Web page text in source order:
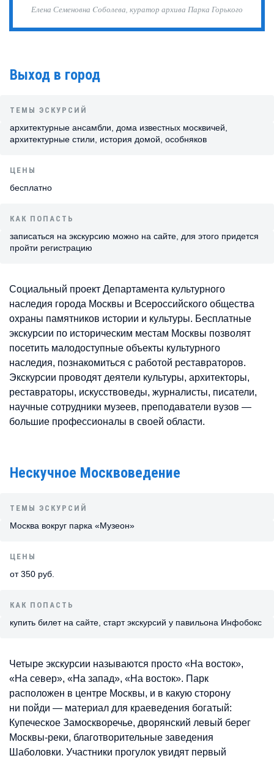
Елена Семеновна Cоболева, куратор архива Парка Горького
Выход в город
ТЕМЫ ЭСКУРСИЙ
архитектурные ансамбли, дома известных москвичей,
архитектурные стили, история домой, особняков
ЦЕНЫ
бесплатно
КАК ПОПАСТЬ
записаться на экскурсию можно на сайте, для этого придется
пройти регистрацию
Социальный проект Департамента культурного
наследия города Москвы и Всероссийского общества
охраны памятников истории и культуры. Бесплатные
экскурсии по историческим местам Москвы позволят
посетить малодоступные объекты культурного
наследия, познакомиться с работой реставраторов.
Экскурсии проводят деятели культуры, архитекторы,
реставраторы, искусствоведы, журналисты, писатели,
научные сотрудники музеев, преподаватели вузов —
большие профессионалы в своей области.
Нескучное Москвоведение
ТЕМЫ ЭСКУРСИЙ
Москва вокруг парка «Музеон»
ЦЕНЫ
от 350 руб.
КАК ПОПАСТЬ
купить билет на сайте, старт экскурсий у павильона Инфобокс
Четыре экскурсии называются просто «На восток»,
«На север», «На запад», «На восток». Парк
расположен в центре Москвы, и в какую сторону
ни пойди — материал для краеведения богатый:
Купеческое Замоскворечье, дворянский левый берег
Москвы-реки, благотворительные заведения
Шаболовки. Участники прогулок увидят первый